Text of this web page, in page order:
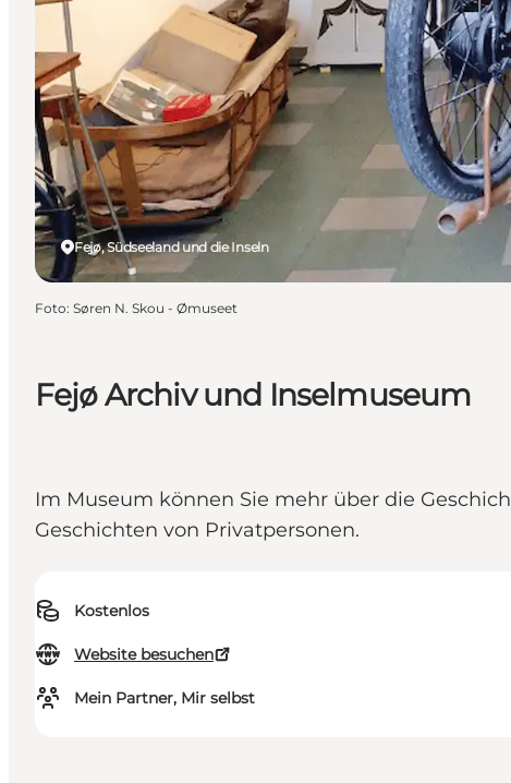
Fejø Archiv und Inselmuseum
Im Museum können Sie mehr über die
Geschichten von Privatpersonen.
Kostenlos
Website besuchen
Mein Partner, Mir selbst
Fejø, Südseeland und die Inseln
Foto: Søren N. Skou - Ømuseet